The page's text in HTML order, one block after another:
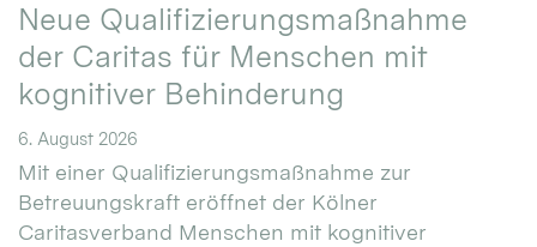
Neue Qualifizierungsmaßnahme
der Caritas für Menschen mit
kognitiver Behinderung
6. August 2026
Mit einer Qualifizierungsmaßnahme zur
Betreuungskraft eröffnet der Kölner
Caritasverband Menschen mit kognitiver